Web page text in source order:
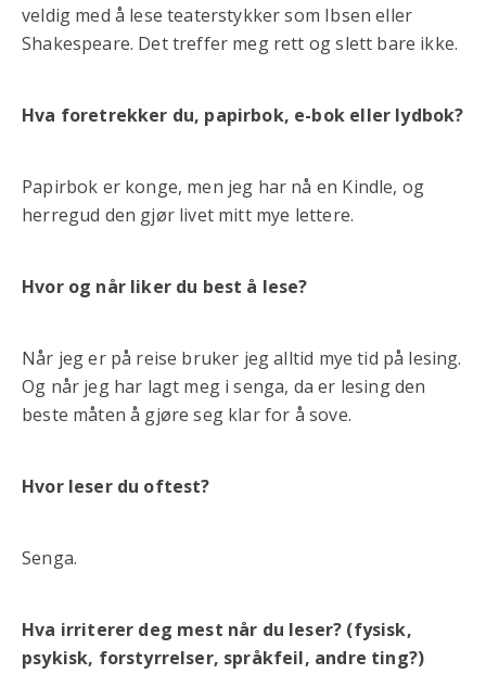
veldig med å lese teaterstykker som Ibsen eller
Shakespeare. Det treffer meg rett og slett bare ikke.
Hva foretrekker du, papirbok, e-bok eller lydbok?
Papirbok er konge, men jeg har nå en Kindle, og
herregud den gjør livet mitt mye lettere.
Hvor og når liker du best å lese?
Når jeg er på reise bruker jeg alltid mye tid på lesing.
Og når jeg har lagt meg i senga, da er lesing den
beste måten å gjøre seg klar for å sove.
Hvor leser du oftest?
Senga.
Hva irriterer deg mest når du leser? (fysisk,
psykisk, forstyrrelser, språkfeil, andre ting?)